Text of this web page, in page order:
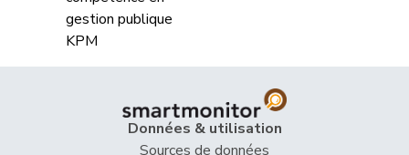
Données & utilisation
Sources de données